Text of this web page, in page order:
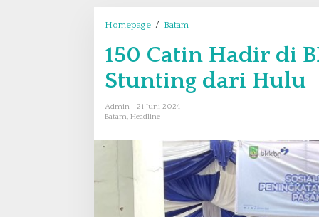
Homepage / Batam
0
a
t
H
a
d
i
r
d
150 Catin Hadir di
Stunting dari Hulu
Admin
21 Juni 2024
Batam, Headline